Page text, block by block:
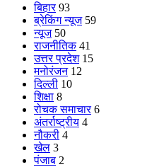
बिहार 93
ब्रेकिंग न्यूज 59
न्यूज 50
राजनीतिक 41
उत्तर प्रदेश 15
मनोरंजन 12
दिल्ली 10
शिक्षा 8
रोचक समाचार 6
अंतर्राष्ट्रीय 4
नौकरी 4
खेल 3
पंजाब 2